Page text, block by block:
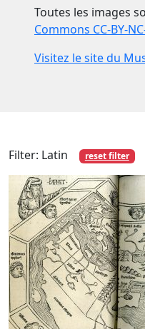
Toutes les images
Commons CC-BY-
Visitez le site du
Filter: Latin reset filter